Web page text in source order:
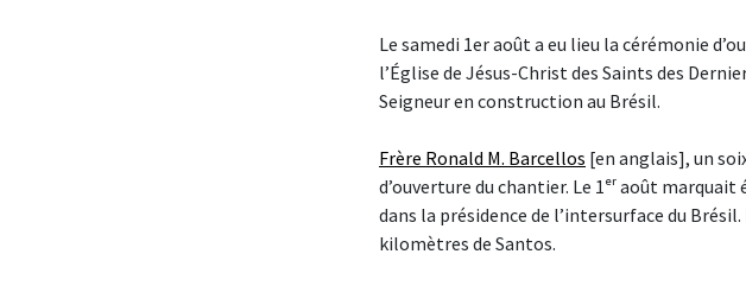
Le samedi 1er août a eu lieu la cérémonie
l’Église de Jésus-Christ des Saints des
Seigneur en construction au Brésil.
Frère Ronald M. Barcellos [en anglais], un
d’ouverture du chantier. Le 1ᵉʳ août
dans la présidence de l’intersurface du
kilomètres de Santos.